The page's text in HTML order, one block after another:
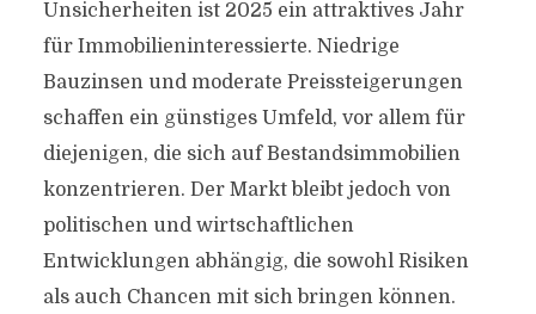
Unsicherheiten ist 2025 ein attraktives Jahr
für Immobilieninteressierte. Niedrige
Bauzinsen und moderate Preissteigerungen
schaffen ein günstiges Umfeld, vor allem für
diejenigen, die sich auf Bestandsimmobilien
konzentrieren. Der Markt bleibt jedoch von
politischen und wirtschaftlichen
Entwicklungen abhängig, die sowohl Risiken
als auch Chancen mit sich bringen können.